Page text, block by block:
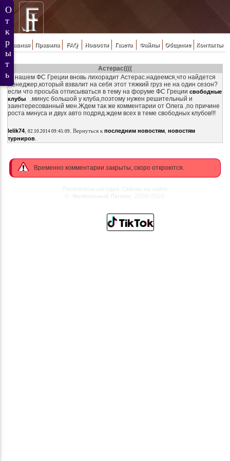
Главная Правила FAQ Новости Газета Файлы Общение Контакты
Астерас((((
В нашем ФС Греции вновь лихорадит Астерас.надеемся,что найдется
менеджер,который взвалит на себя этот тяжкий груз не на один сезон?
если что просьба отписываться в тему на форуме ФС Греции свободные
клубы
.минус большой у клуба,поэтому нужен решительный и
заинтересованный мен.Ждем так же комментарии от Олега ,по причине
роста минуса и двух авто подряд.ждем всех в теме свободных клубов!!!
lelik74, 02.10.2014 09:45:09. Вернуться к последним новостям, новостям
турниров.
Временно комментарии закрыты, скоро откроются.